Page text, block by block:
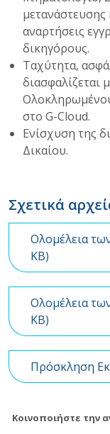
μετανάστευσης
αναρτήσεις
δικηγόρους.
Ταχύτητα,
διασφαλίζεται
στο G-Cloud.
Ενίσχυση της
Δικαίου.
Σχετικά
Ολομέλεια
KB)
Ολομέλεια
KB)
Πρόσκληση
Κοινοποιήστε την